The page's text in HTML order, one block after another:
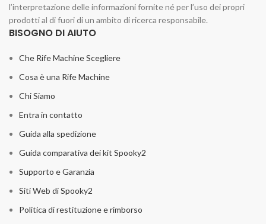
l’interpretazione delle informazioni fornite né per l’uso dei propri
prodotti al di fuori di un ambito di ricerca responsabile.
BISOGNO DI AIUTO
Che Rife Machine Scegliere
Cosa è una Rife Machine
Chi Siamo
Entra in contatto
Guida alla spedizione
Guida comparativa dei kit Spooky2
Supporto e Garanzia
Siti Web di Spooky2
Politica di restituzione e rimborso